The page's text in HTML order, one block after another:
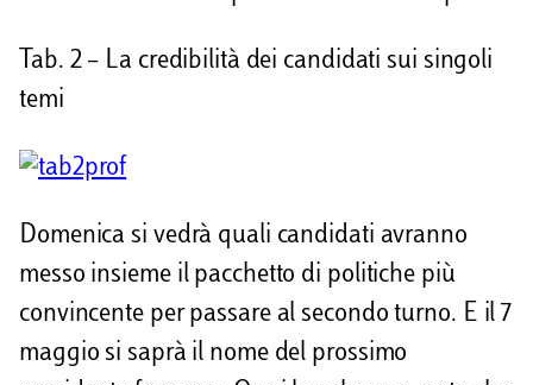
Tab. 2 – La credibilità dei candidati sui singoli
temi
Domenica si vedrà quali candidati avranno
messo insieme il pacchetto di politiche più
convincente per passare al secondo turno. E il 7
maggio si saprà il nome del prossimo